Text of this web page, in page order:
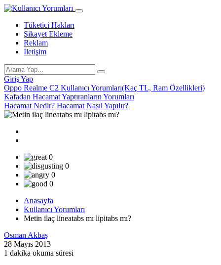
Tüketici Hakları
Şikayet Ekleme
Reklam
İletişim
Giriş Yap
Oppo Realme C2 Kullanıcı Yorumları(Kaç TL, Ram Özellikleri)
Kafadan Hacamat Yaptıranların Yorumları
Hacamat Nedir? Hacamat Nasıl Yapılır?
0
0
0
0
Anasayfa
Kullanıcı Yorumları
Metin ilaç lineatabs mı lipitabs mı?
Osman Akbaş
28 Mayıs 2013
1 dakika okuma süresi